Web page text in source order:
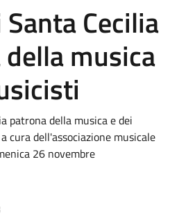
Cecilia
musica
patrona della musica e dei
cura dell'associazione musicale
26 novembre